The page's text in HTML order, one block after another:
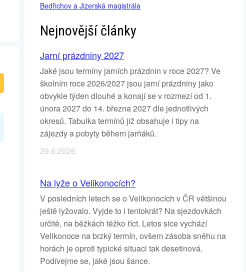
Bedřichov a Jizerská magistrála
Nejnovější články
Jarní prázdniny 2027
Jaké jsou termíny jarních prázdnin v roce 2027? Ve
školním roce 2026/2027 jsou jarní prázdniny jako
obvykle týden dlouhé a konají se v rozmezí od 1.
února 2027 do 14. března 2027 dle jednotlivých
okresů. Tabulka termínů již obsahuje i tipy na
zájezdy a pobyty během jarňáků.
29.6.2026
Na lyže o Velikonocích?
V posledních letech se o Velikonocích v ČR většinou
ještě lyžovalo. Vyjde to i tentokrát? Na sjezdovkách
určitě, na běžkách těžko říct. Letos sice vychází
Velikonoce na brzký termín, ovšem zásoba sněhu na
horách je oproti typické situaci tak desetinová.
Podívejme se, jaké jsou šance.